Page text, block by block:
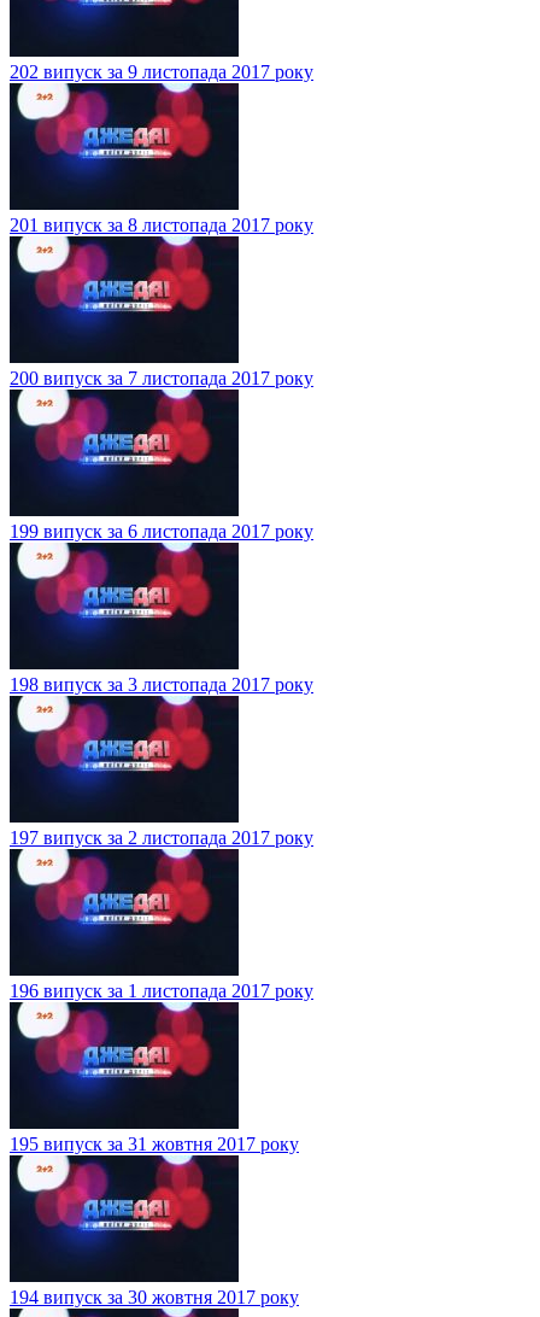
202 випуск за 9 листопада 2017 року
201 випуск за 8 листопада 2017 року
200 випуск за 7 листопада 2017 року
199 випуск за 6 листопада 2017 року
198 випуск за 3 листопада 2017 року
197 випуск за 2 листопада 2017 року
196 випуск за 1 листопада 2017 року
195 випуск за 31 жовтня 2017 року
194 випуск за 30 жовтня 2017 року